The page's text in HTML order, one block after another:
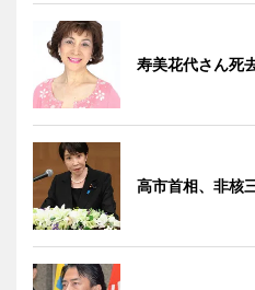
寿美花代さん死
高市首相、非核